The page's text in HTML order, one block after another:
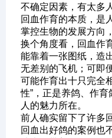
不确定因素，有太多
回血作育的本质，是
掌控生物的发展方向
换个角度看，回血作
能靠着一张图纸，造
无差别的飞机；可即
可能作育出十只完全
性”，正是养鸽、作
人的魅力所在。
前人确实留下了许多
回血出好鸽的案例也